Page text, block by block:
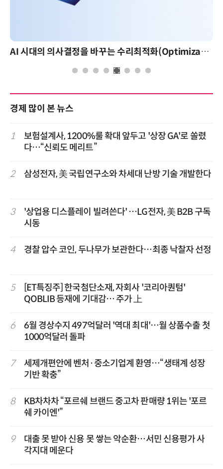
AI 시대의 의사결정을 바꾸는 수리최적화(Optimization): 실제 산업 적용 사례와 활용 전략
경제 많이 본 뉴스
1
보험설계사, 1200%룰 확대 앞두고 '상장 GA'로 쏠렸
다…“신뢰도 메리트”
2 삼성전자, 美 국립연구소와 차세대 난방 기술 개발한다
3
'상업용 디스플레이 빌려쓴다' …LG전자, 美 B2B 구독
시동
4 경찰 압수 코인, 두나무가 보관한다…최종 낙찰자 선정
5
[ET특징주] 한국첨단소재, 자회사 '코리아퀀텀'
QOBLIB 등재에 기대감… 주가 上
6
6월 경상수지 497억달러 '역대 최대'…월 상품수출 첫
1000억달러 돌파
7
세제개편안에 벤처·중소기업계 환영…“생태계 성장
기반 확충”
8
KB차차차 “포르쉐 브랜드 중고차 판매량 1위는 '포르
쉐 카이엔'”
9
대출 못 받아 신용 못 쌓는 악순환…서민 신용평가 사
각지대 메운다